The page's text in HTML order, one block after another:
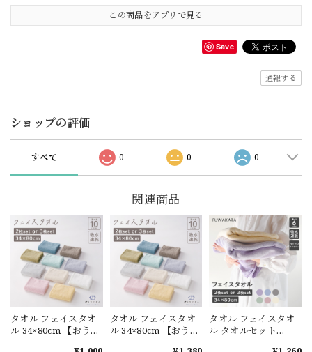
この商品をアプリで見る
Save
通報する
ショップの評価
すべて 0 0 0
関連商品
タオル フェイスタオ
ル 34×80cm 【おうち
タオル フェイスタオ
ル 34×80cm 【おうち
タオル フェイスタオ
ル タオルセット